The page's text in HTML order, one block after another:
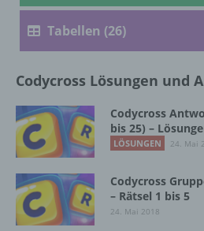
Tabellen (26)
Codycross Lösungen und
Codycross
bis 25) –
LÖSUNGEN 24. Mai
Codycross
– Rätsel 1 bis 5
24. Mai 2018
Person freiwillig für den
informierter Weise und
abgegebene
einer Erklärung oder
die betroffene Person zu
personenbezogenen
ist.
Name und Anschrift des für die
Verantwortlichen